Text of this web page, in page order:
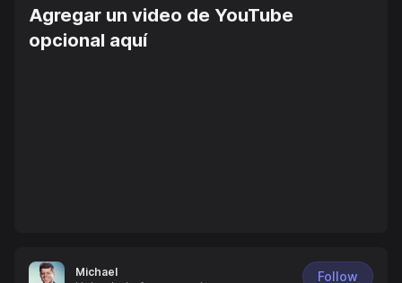
Agregar un video de YouTube
opcional aquí
Michael
Follow